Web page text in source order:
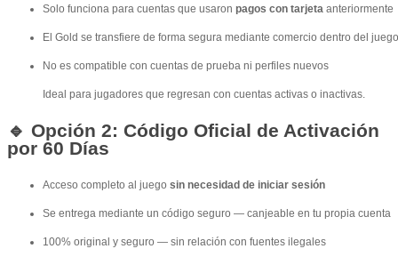
Solo funciona para cuentas que usaron pagos con tarjeta anteriormente
El Gold se transfiere de forma segura mediante comercio dentro del juego
No es compatible con cuentas de prueba ni perfiles nuevos
Ideal para jugadores que regresan con cuentas activas o inactivas.
🔹 Opción 2: Código Oficial de Activación
por 60 Días
Acceso completo al juego sin necesidad de iniciar sesión
Se entrega mediante un código seguro — canjeable en tu propia cuenta
100% original y seguro — sin relación con fuentes ilegales